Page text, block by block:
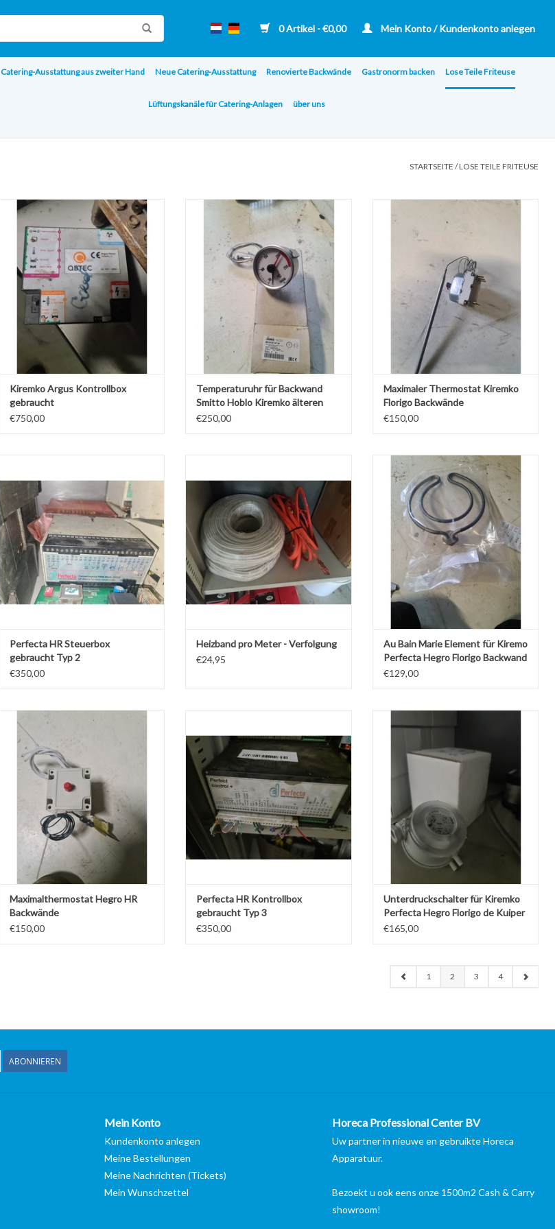
0 Artikel - €0,00 Mein Konto / Kundenkonto anlegen
Catering-Ausstattung aus zweiter Hand Neue Catering-Ausstattung Renovierte Backwände Gastronorm backen Lose Teile Friteuse
Lüftungskanäle für Catering-Anlagen über uns
STARTSEITE /LOSE TEILE FRITEUSE
Kiremko Argus Kontrollbox gebraucht
Kiremko Argus Kontrollbox
gebraucht
€750,00
Temperaturuhr für Backwand Smitto
Hoblo Kiremko älteren Typs
Temperaturuhr für Backwand
Smitto Hoblo Kiremko älteren
Typs
€250,00
Maximaler Thermostat Kiremko Florigo
Backwände
ZUM WARENKORB HINZUFÜGEN
Maximaler Thermostat Kiremko
Florigo Backwände
€150,00
ZUM WARENKORB HINZUFÜGEN
Perfecta HR Steuerbox
gebraucht Typ 2
€350,00
Heizband pro Meter - Verfolgung
€24,95
Neue RKC-Steueruhr, seit vielen Jahren
bei Perfecta im Einsatz.
Au Bain Marie Element für Kiremo
Perfecta Hegro Florigo Backwand
Au Bain Marie Element für Kiremo
Perfecta Hegro Florigo Backwand
€129,00
Maximalthermostat Hegro HR
ZUM WARENKORB HINZUFÜGEN
Maximalthermostat Hegro HR
Backwände
€150,00
ZUM WARENKORB HINZUFÜGEN
Perfecta HR Kontrollbox
gebraucht Typ 3
€350,00
Hegro Florigo de Kuiper
Unterdruckschalter für Kiremko
Perfecta Hegro Florigo de Kuiper
€165,00
1 2 3 4
ABONNIEREN
Mein Konto
Kundenkonto anlegen
Meine Bestellungen
Meine Nachrichten (Tickets)
Mein Wunschzettel
Horeca Professional Center BV
Uw partner in nieuwe en gebruikte Horeca
Apparatuur.
Bezoekt u ook eens onze 1500m2 Cash & Carry
showroom!